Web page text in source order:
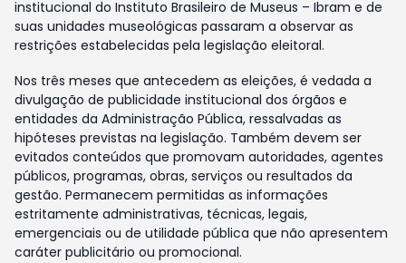
institucional do Instituto Brasileiro de Museus – Ibram e de
suas unidades museológicas passaram a observar as
restrições estabelecidas pela legislação eleitoral.
Nos três meses que antecedem as eleições, é vedada a
divulgação de publicidade institucional dos órgãos e
entidades da Administração Pública, ressalvadas as
hipóteses previstas na legislação. Também devem ser
evitados conteúdos que promovam autoridades, agentes
públicos, programas, obras, serviços ou resultados da
gestão. Permanecem permitidas as informações
estritamente administrativas, técnicas, legais,
emergenciais ou de utilidade pública que não apresentem
caráter publicitário ou promocional.